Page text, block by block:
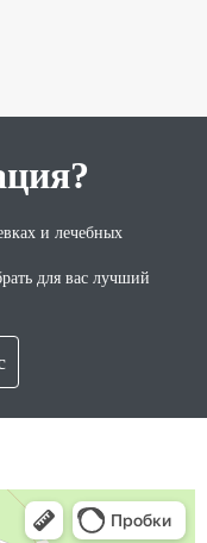
и лечебных
для вас лучший